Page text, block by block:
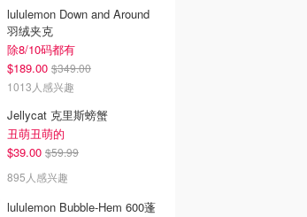
lululemon Down and Around
羽绒夹克
除8/10码都有
$189.00 $349.00
1013人感兴趣
Jellycat 克里斯螃蟹
丑萌丑萌的
$39.00 $59.99
895人感兴趣
lululemon Bubble-Hem 600蓬